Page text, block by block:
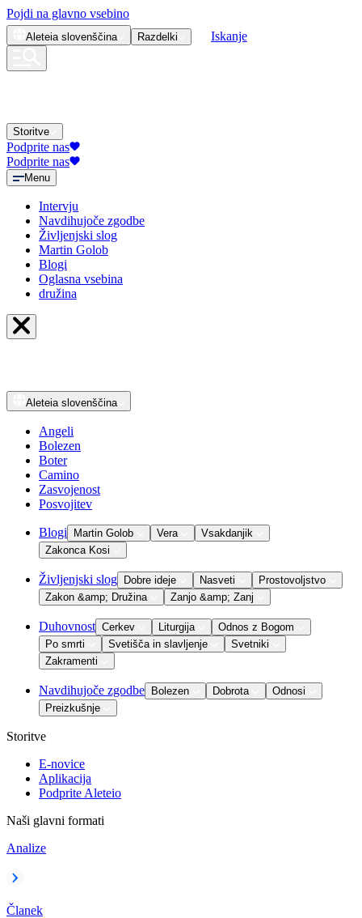
Pojdi na glavno vsebino
Aleteia slovenščina Razdelki Iskanje
Storitve
Podprite nas
Podprite nas
Menu
Intervju
Navdihujoče zgodbe
Življenjski slog
Martin Golob
Blogi
Oglasna vsebina
družina
Aleteia slovenščina
Angeli
Bolezen
Boter
Camino
Zasvojenost
Posvojitev
Blogi Martin Golob Vera
Vsakdanjik
Zakonca Kosi
Življenjski slog Dobre ideje Nasveti
Prostovoljstvo
Zakon &amp; Družina
Zanjo &amp; Zanj
Duhovnost Cerkev Liturgija
Odnos z Bogom
Po smrti
Svetišča in slavljenje
Svetniki
Zakramenti
Navdihujoče zgodbe Bolezen Dobrota
Odnosi
Preizkušnje
Storitve
E-novice
Aplikacija
Podprite Aleteio
Naši glavni formati
Analize
Članek